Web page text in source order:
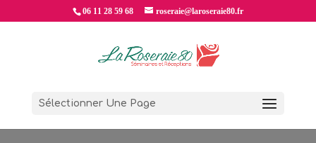
06 11 28 59 68 roseraie@laroseraie80.fr
Sélectionner Une Page